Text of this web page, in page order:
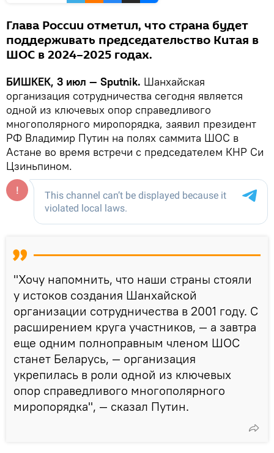
Глава России отметил, что страна будет
поддерживать председательство Китая в
ШОС в 2024–2025 годах.
БИШКЕК, 3 июл — Sputnik. Шанхайская
организация сотрудничества сегодня является
одной из ключевых опор справедливого
многополярного миропорядка, заявил президент
РФ Владимир Путин на полях саммита ШОС в
Астане во время встречи с председателем КНР Си
Цзиньпином.
"Хочу напомнить, что наши страны стояли
у истоков создания Шанхайской
организации сотрудничества в 2001 году. С
расширением круга участников, — а завтра
еще одним полноправным членом ШОС
станет Беларусь, — организация
укрепилась в роли одной из ключевых
опор справедливого многополярного
миропорядка", — сказал Путин.